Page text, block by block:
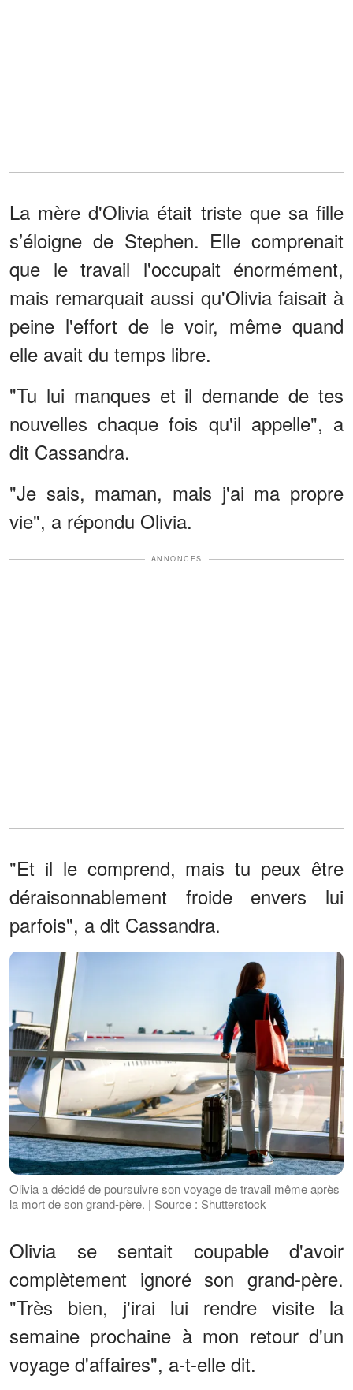
La mère d'Olivia était triste que sa fille
s’éloigne de Stephen. Elle comprenait
que le travail l'occupait énormément,
mais remarquait aussi qu'Olivia faisait à
peine l'effort de le voir, même quand
elle avait du temps libre.
"Tu lui manques et il demande de tes
nouvelles chaque fois qu'il appelle", a
dit Cassandra.
"Je sais, maman, mais j'ai ma propre
vie", a répondu Olivia.
ANNONCES
"Et il le comprend, mais tu peux être
déraisonnablement froide envers lui
parfois", a dit Cassandra.
Olivia a décidé de poursuivre son voyage de travail même après
la mort de son grand-père. | Source : Shutterstock
Olivia se sentait coupable d'avoir
complètement ignoré son grand-père.
"Très bien, j'irai lui rendre visite la
semaine prochaine à mon retour d'un
voyage d'affaires", a-t-elle dit.